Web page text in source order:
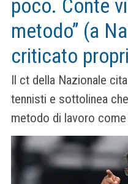
poco. Conte
metodo” (a
criticato
Il ct della Nazionale
tennisti e sottolinea
metodo di lavoro